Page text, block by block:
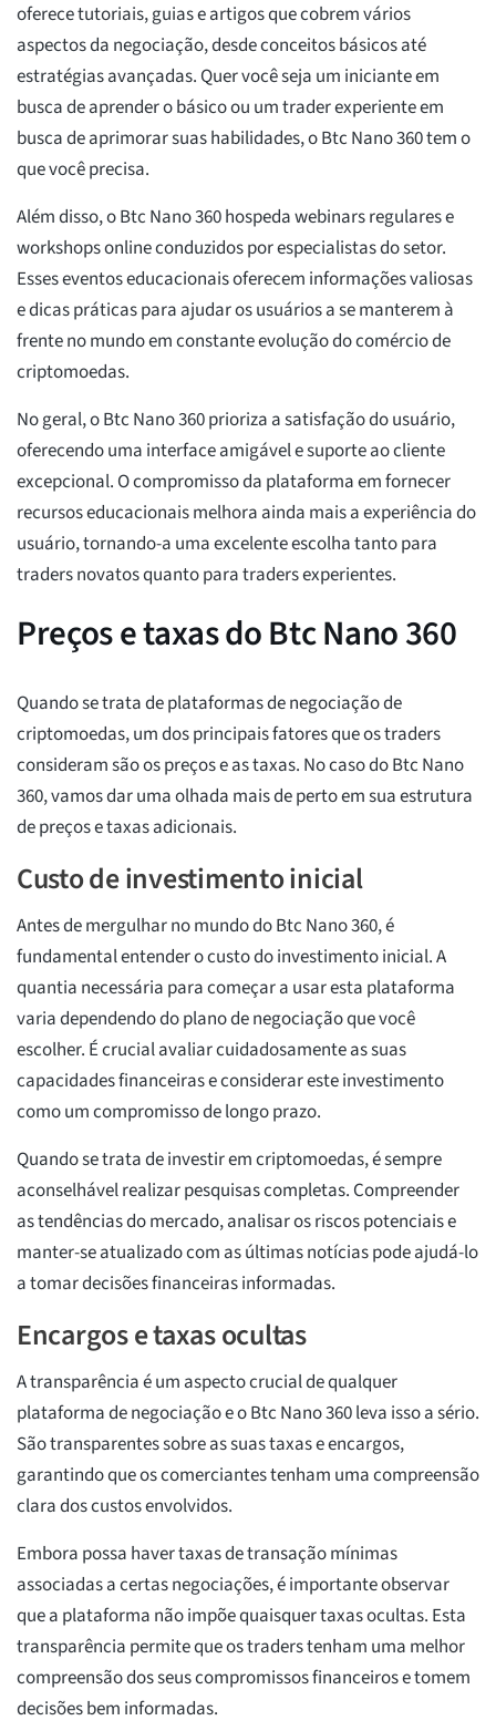
oferece tutoriais, guias e artigos que cobrem vários
aspectos da negociação, desde conceitos básicos até
estratégias avançadas. Quer você seja um iniciante em
busca de aprender o básico ou um trader experiente em
busca de aprimorar suas habilidades, o Btc Nano 360 tem o
que você precisa.
Além disso, o Btc Nano 360 hospeda webinars regulares e
workshops online conduzidos por especialistas do setor.
Esses eventos educacionais oferecem informações valiosas
e dicas práticas para ajudar os usuários a se manterem à
frente no mundo em constante evolução do comércio de
criptomoedas.
No geral, o Btc Nano 360 prioriza a satisfação do usuário,
oferecendo uma interface amigável e suporte ao cliente
excepcional. O compromisso da plataforma em fornecer
recursos educacionais melhora ainda mais a experiência do
usuário, tornando-a uma excelente escolha tanto para
traders novatos quanto para traders experientes.
Preços e taxas do Btc Nano 360
Quando se trata de plataformas de negociação de
criptomoedas, um dos principais fatores que os traders
consideram são os preços e as taxas. No caso do Btc Nano
360, vamos dar uma olhada mais de perto em sua estrutura
de preços e taxas adicionais.
Custo de investimento inicial
Antes de mergulhar no mundo do Btc Nano 360, é
fundamental entender o custo do investimento inicial. A
quantia necessária para começar a usar esta plataforma
varia dependendo do plano de negociação que você
escolher. É crucial avaliar cuidadosamente as suas
capacidades financeiras e considerar este investimento
como um compromisso de longo prazo.
Quando se trata de investir em criptomoedas, é sempre
aconselhável realizar pesquisas completas. Compreender
as tendências do mercado, analisar os riscos potenciais e
manter-se atualizado com as últimas notícias pode ajudá-lo
a tomar decisões financeiras informadas.
Encargos e taxas ocultas
A transparência é um aspecto crucial de qualquer
plataforma de negociação e o Btc Nano 360 leva isso a sério.
São transparentes sobre as suas taxas e encargos,
garantindo que os comerciantes tenham uma compreensão
clara dos custos envolvidos.
Embora possa haver taxas de transação mínimas
associadas a certas negociações, é importante observar
que a plataforma não impõe quaisquer taxas ocultas. Esta
transparência permite que os traders tenham uma melhor
compreensão dos seus compromissos financeiros e tomem
decisões bem informadas.